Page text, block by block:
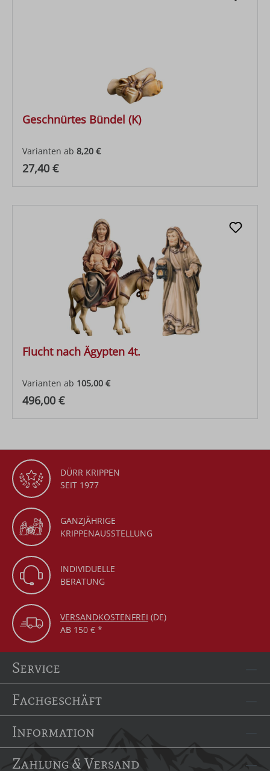
Geschnürtes Bündel (K)
Varianten ab 8,20 €
Regulärer Preis:
27,40 €
Flucht nach Ägypten 4t.
Varianten ab 105,00 €
Regulärer Preis:
496,00 €
DÜRR KRIPPEN
SEIT 1977
GANZJÄHRIGE
KRIPPENAUSSTELLUNG
INDIVIDUELLE
BERATUNG
VERSANDKOSTENFREI (DE)
AB 150 € *
Service
Fachgeschäft
Information
Zahlung & Versand